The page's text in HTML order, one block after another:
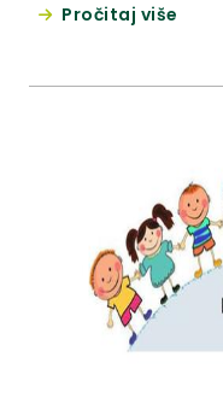
izradi web stranica
Pročitaj više